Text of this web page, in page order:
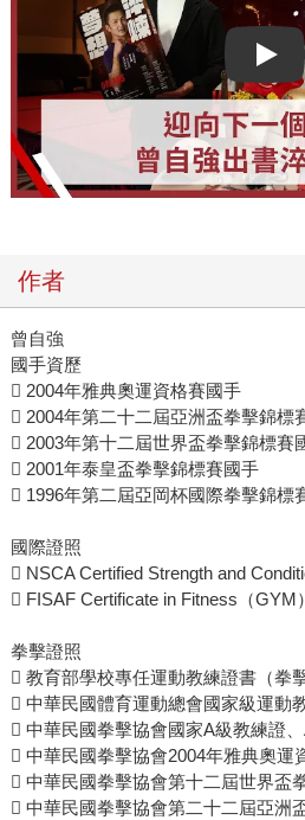
Play
作者
曾自強
國手資歷
 2004年雅典奧運資格賽國手
 2004年第二十二屆亞洲盃拳擊錦標
 2003年第十二屆世界盃拳擊錦標賽
 2001年泰皇盃拳擊錦標賽國手
 1996年第二屆亞岡杯國際拳擊錦標
國際證照
 NSCA Certified Strength and
 FISAF Certificate in Fitness（GYM
拳擊證照
 教育部學校專任運動教練證書（拳
 中華民國體育運動總會國家級運動
 中華民國拳擊協會國家A級教練證
 中華民國拳擊協會2004年雅典奧運
 中華民國拳擊協會第十二屆世界盃
 中華民國拳擊協會第二十二屆亞洲